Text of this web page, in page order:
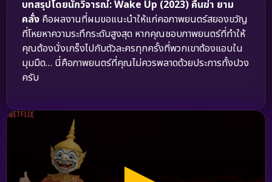
บทสรุปโดยนักวิจารณ์:Wake Up (2023) คืนฆ่า ยาม
คลั่ง คือผลงานที่ผมขอแนะนำให้แก่คอภาพยนตร์สยองขวัญ
ที่โหยหาความระทึกระดับสูงสุด หากคุณชอบภาพยนตร์ที่ทำให้
คุณต้องนั่งเกร็งไปกับตัวละครทุกครั้งที่พวกเขาต้องแอบใน
มุมมืด… นี่คือภาพยนตร์ที่คุณไม่ควรพลาดด้วยประการทั้งปวง
ครับ